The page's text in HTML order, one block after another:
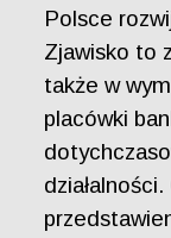
Polsce
Zjawisko to
także w
placówki